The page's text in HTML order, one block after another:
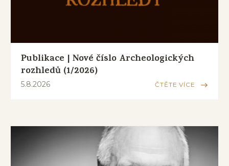
Publikace | Nové číslo Archeologických
rozhledů (1/2026)
5.8.2026 ČTĚTE VÍCE